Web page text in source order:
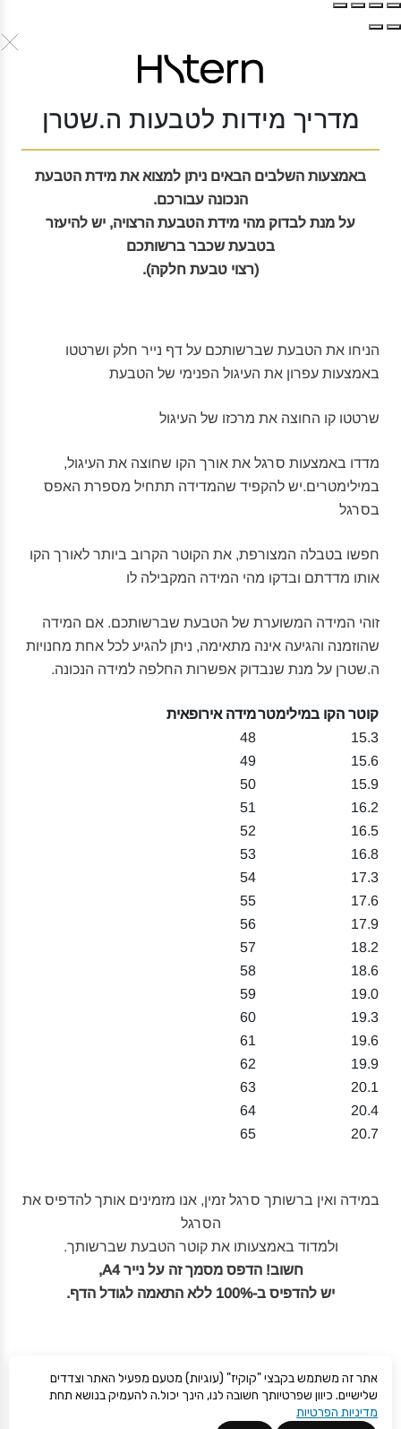
מדריך מידות לטבעות ה.שטרן
באמצעות השלבים הבאים ניתן למצוא את מידת הטבעת
הנכונה עבורכם.
על מנת לבדוק מהי מידת הטבעת הרצויה, יש להיעזר
בטבעת שכבר ברשותכם
(רצוי טבעת חלקה).
הניחו את הטבעת שברשותכם על דף נייר חלק ושרטטו
באמצעות עפרון את העיגול הפנימי של הטבעת
שרטטו קו החוצה את מרכזו של העיגול
מדדו באמצעות סרגל את אורך הקו שחוצה את העיגול,
במילימטרים.יש להקפיד שהמדידה תתחיל מספרת האפס
בסרגל
חפשו בטבלה המצורפת, את הקוטר הקרוב ביותר לאורך הקו
אותו מדדתם ובדקו מהי המידה המקבילה לו
זוהי המידה המשוערת של הטבעת שברשותכם. אם המידה
שהוזמנה והגיעה אינה מתאימה, ניתן להגיע לכל אחת מחנויות
ה.שטרן על מנת שנבדוק אפשרות החלפה למידה הנכונה.
קוטר הקו במילימטרמידה אירופאית
15.3
48
15.6
49
15.9
50
16.2
51
16.5
52
16.8
53
17.3
54
17.6
55
17.9
56
18.2
57
18.6
58
19.0
59
19.3
60
19.6
61
19.9
62
20.1
63
20.4
64
20.7
65
במידה ואין ברשותך סרגל זמין, אנו מזמינים אותך להדפיס את
הסרגל
ולמדוד באמצעותו את קוטר הטבעת שברשותך.
חשוב! הדפס מסמך זה על נייר A4,
יש להדפיס ב-100% ללא התאמה לגודל הדף.
להדפסה
אתר זה משתמש בקבצי "קוקיז" (עוגיות) מטעם מפעיל האתר וצדדים
שלישיים. כיוון שפרטיותך חשובה לנו, הינך יכול.ה להעמיק בנושא תחת
מדיניות הפרטיות